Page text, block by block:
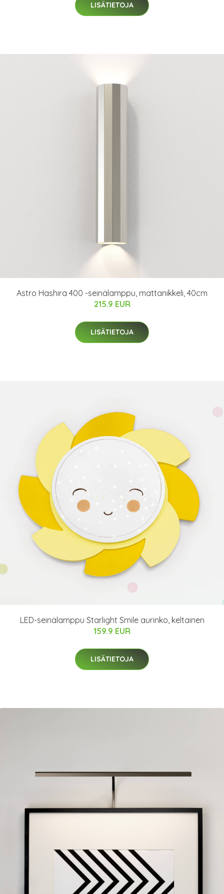
LISÄTIETOJA
Astro Hashira 400 -seinälamppu, mattanikkeli, 40cm
215.9 EUR
LISÄTIETOJA
LED-seinälamppu Starlight Smile aurinko, keltainen
159.9 EUR
LISÄTIETOJA